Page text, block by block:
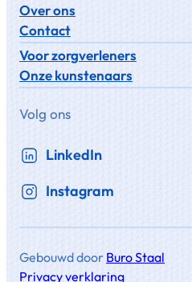
Over ons
Contact
Voor zorgverleners
Onze kunstenaars
Volg ons
LinkedIn
Instagram
Gebouwd door Buro Staal
Privacy verklaring